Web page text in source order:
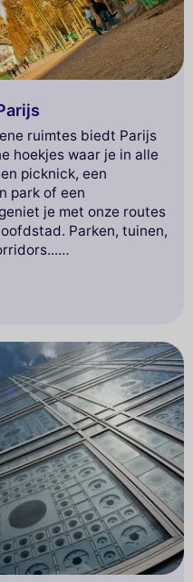
ruimtes biedt Parijs
hoekjes waar je in alle
picknick, een
park of een
je met onze routes
Parken, tuinen,
hun geluk vinden
aan parken in Parijs
zonder
lange wandelingen ver
je met onze routes
aan de poorten
die van de Buttes